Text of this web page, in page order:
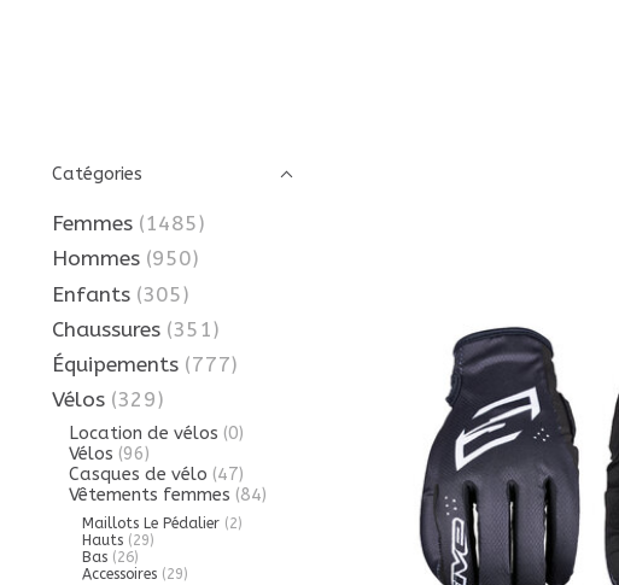
Catégories
Femmes (1485)
Hommes (950)
Enfants (305)
Chaussures (351)
Équipements (777)
Vélos (329)
Location de vélos (0)
Vélos (96)
Casques de vélo (47)
Vêtements femmes (84)
Maillots Le Pédalier (2)
Hauts (29)
Bas (26)
Accessoires (29)